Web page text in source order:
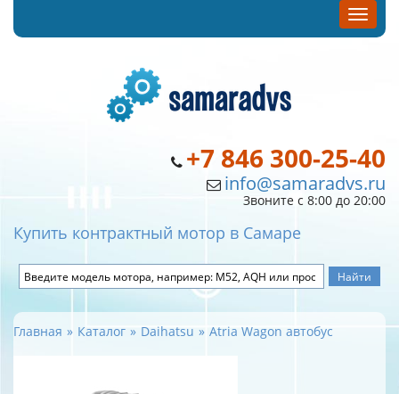
+7 846 300-25-40
info@samaradvs.ru
Звоните с 8:00 до 20:00
Купить контрактный мотор в Самаре
Главная Каталог Daihatsu Atria Wagon автобус